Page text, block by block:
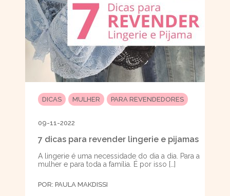
DICAS MULHER PARA REVENDEDORES
09-11-2022
7 dicas para revender lingerie e pijamas
A lingerie é uma necessidade do dia a dia. Para a
mulher e para toda a família. É por isso […]
POR: PAULA MAKDISSI